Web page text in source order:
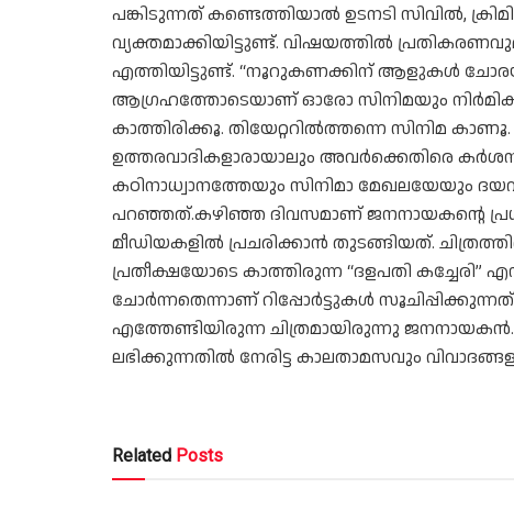
പങ്കിടുന്നത് കണ്ടെത്തിയാൽ ഉടനടി സിവിൽ,
വ്യക്തമാക്കിയിട്ടുണ്ട്. വിഷയത്തിൽ
എത്തിയിട്ടുണ്ട്. “നൂറുകണക്കിന് ആളുകൾ
ആഗ്രഹത്തോടെയാണ് ഓരോ സിനിമയും
കാത്തിരിക്കൂ. തിയേറ്ററിൽത്തന്നെ സിനിമ
ഉത്തരവാദികളാരായാലും അവർക്കെതിരെ
കഠിനാധ്വാനത്തേയും സിനിമാ മേഖലയേയും
പറഞ്ഞത്.കഴിഞ്ഞ ദിവസമാണ് ജനനായകന്റെ
മീഡിയകളിൽ പ്രചരിക്കാൻ തുടങ്ങിയത്.
പ്രതീക്ഷയോടെ കാത്തിരുന്ന “ദളപതി കച്ചേരി”
ചോർന്നതെന്നാണ് റിപ്പോർട്ടുകൾ
എത്തേണ്ടിയിരുന്ന ചിത്രമായിരുന്നു
ലഭിക്കുന്നതിൽ നേരിട്ട കാലതാമസവും
Related Posts